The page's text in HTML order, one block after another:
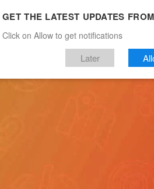
於我們
GET THE LATEST UPDATES
Click on Allow to get notifications
Later